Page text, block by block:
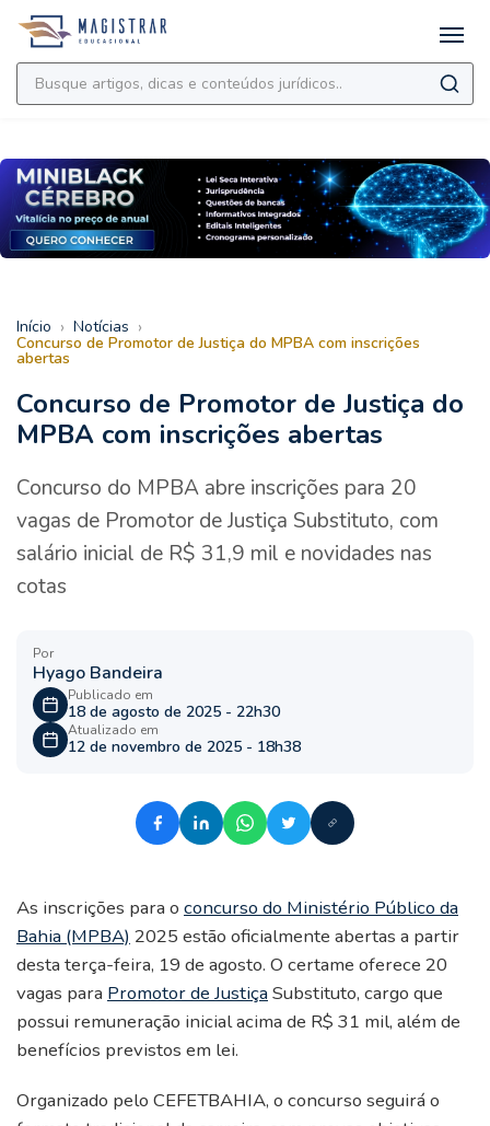
Início › Notícias ›
Concurso de Promotor de Justiça do MPBA com inscrições
abertas
Concurso de Promotor de Justiça do
MPBA com inscrições abertas
Concurso do MPBA abre inscrições para 20
vagas de Promotor de Justiça Substituto, com
salário inicial de R$ 31,9 mil e novidades nas
cotas
Por
Hyago Bandeira
Publicado em
18 de agosto de 2025 - 22h30
Atualizado em
12 de novembro de 2025 - 18h38
As inscrições para o concurso do Ministério Público da
Bahia (MPBA) 2025 estão oficialmente abertas a partir
desta terça-feira, 19 de agosto. O certame oferece 20
vagas para Promotor de JustiçaSubstituto, cargo que
possui remuneração inicial acima de R$ 31 mil, além de
benefícios previstos em lei.
Organizado pelo CEFETBAHIA, o concurso seguirá o